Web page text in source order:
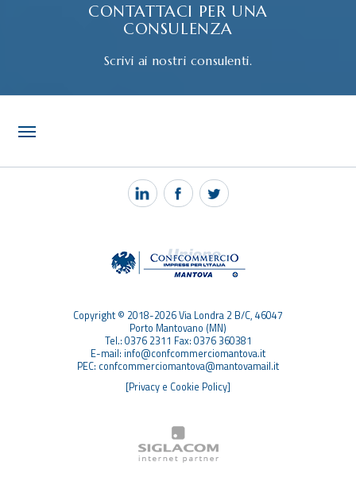
CONTATTACI PER UNA
CONSULENZA
Scrivi ai nostri consulenti.
NOTIZIE
PEC MANTOVA MAIL
Copyright © 2018-2026 Via Londra 2 B/C, 46047
Porto Mantovano (MN)
Tel.: 0376 2311 Fax: 0376 360381
E-mail: info@confcommerciomantova.it
PEC: confcommerciomantova@mantovamail.it
[Privacy e Cookie Policy]